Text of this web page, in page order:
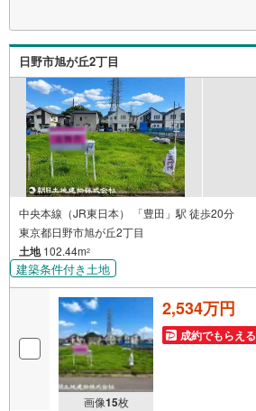
日野市旭が丘2丁目
中央本線（JR東日本） 「豊田」駅 徒歩20分
東京都日野市旭が丘2丁目
土地102.44m2
建築条件付き土地
画像15枚
2,534万円
成約でもらえる